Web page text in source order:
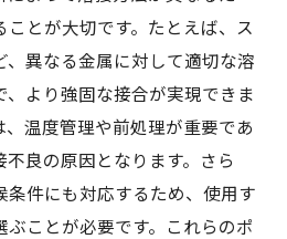
とが大切です。たとえば、ス
異なる金属に対して適切な溶
より強固な接合が実現できま
温度管理や前処理が重要であ
良の原因となります。さら
条件にも対応するため、使用す
ことが必要です。これらのポ